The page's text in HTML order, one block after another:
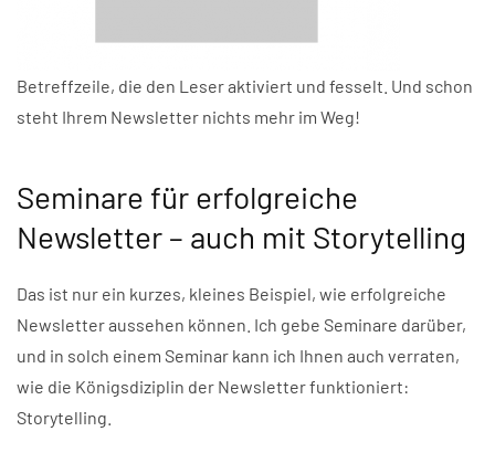
Betreffzeile, die den Leser aktiviert und fesselt. Und schon
steht Ihrem Newsletter nichts mehr im Weg!
Seminare für erfolgreiche
Newsletter – auch mit Storytelling
Das ist nur ein kurzes, kleines Beispiel, wie erfolgreiche
Newsletter aussehen können. Ich gebe Seminare darüber,
und in solch einem Seminar kann ich Ihnen auch verraten,
wie die Königsdiziplin der Newsletter funktioniert:
Storytelling.